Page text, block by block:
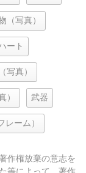
（写真）
ート
写真）
） 武器
レーム）
作権放棄の意志を
等によって、著作